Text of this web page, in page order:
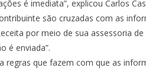
é imediata”, explicou Carlos
são cruzadas com as
por meio de sua assessoria
é enviada”.
regras que fazem com que as